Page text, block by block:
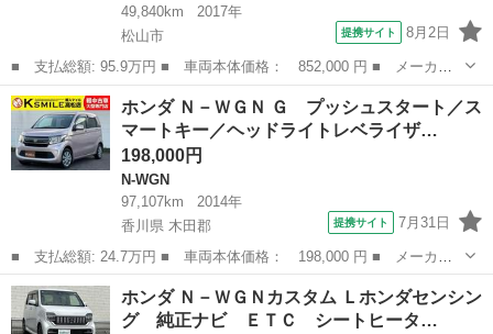
49,840km
2017年
松山市
提携サイト 8月2日
■ 支払総額: 95.9万円 ■ 車両本体価格： 852,000 円 ■ メーカー
名： ホンダ ■ 車種名： Ｎ－ＷＧＮカスタム ■ グレード名：
Ｇ ＳＳパッケージ シティブレーキアクティブシステム 禁煙車
７インチナビ...
愛媛 松山市 N-WGN
ホンダ Ｎ－ＷＧＮ Ｇ プッシュスタート／ス
マートキー／ヘッドライトレベライザ…
198,000円
N-WGN
97,107km
2014年
香川県 木田郡
提携サイト 7月31日
■ 支払総額: 24.7万円 ■ 車両本体価格： 198,000 円 ■ メーカー
名： ホンダ ■ 車種名： Ｎ－ＷＧＮ ■ グレード名： Ｇ プッ
シュスタート／スマートキー／ヘッドライトレベライザー／電動ミラ
ー／横滑り防...
香川 木田郡 N-WGN
ホンダ Ｎ－ＷＧＮカスタム Ｌホンダセンシン
グ 純正ナビ ＥＴＣ シートヒータ…